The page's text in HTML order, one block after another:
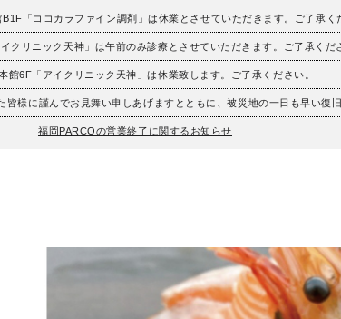
「ココカラファイン調剤」は休業とさせていただきます。ご了承く
クリニック天神」は午前のみ診療とさせていただきます。ご了承くだ
館6F「アイクリニック天神」は休業致します。ご了承ください。
様に謹んでお見舞い申しあげますとともに、被災地の一日も早い復
福岡PARCOの営業終了に関するお知らせ